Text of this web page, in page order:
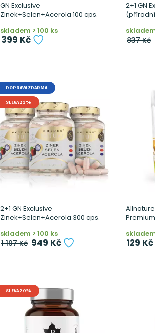
GN Exclusive
Zinek+Selen+Acerola 100 cps.
skladem > 100 ks
399 Kč
2+1 GN
837 Kč
DOPRAVA ZDARMA
SLEVA 21%
2+1 GN Exclusive
Zinek+Selen+Acerola 300 cps.
skladem > 100 ks
1 197 Kč 949 Kč 129 Kč
SLEVA 20%